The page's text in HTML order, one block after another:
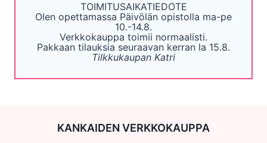
TOIMITUSAIKATIEDOTE
Olen opettamassa Päivölän opistolla ma-pe
10.-14.8.
Verkkokauppa toimii normaalisti.
Pakkaan tilauksia seuraavan kerran la 15.8.
Tilkkukaupan Katri
KANKAIDEN VERKKOKAUPPA